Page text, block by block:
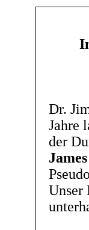
Dr.
Jahre
der
Unser